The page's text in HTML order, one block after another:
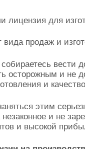
лицензия для
вида продаж и
вести
осторожным и не
и
этим
и не
и высокой